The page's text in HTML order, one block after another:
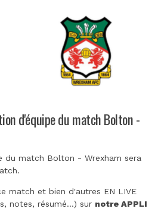
d'équipe du match Bolton -
du match Bolton - Wrexham sera
match et bien d'autres EN LIVE
notes, résumé...) sur notre APPLI